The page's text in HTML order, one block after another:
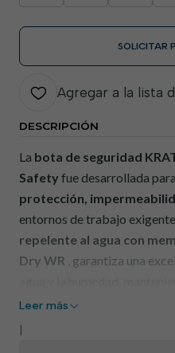
SOLICITAR
Agregar a la lista
DESCRIPCIÓN
La bota de seguridad
Safety fue desarrollada
protección,
entornos de trabajo
repelente al agua con
Dry WR , garantiza una
jornadas de trabajo.
Este modelo
Leer más